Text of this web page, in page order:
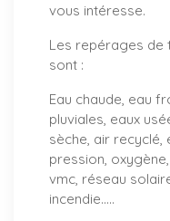
vous intéresse.
Les repérages de
sont :
Eau chaude, eau
pluviales, eaux
sèche, air recyclé,
pression,
vmc, réseau
incendie.....